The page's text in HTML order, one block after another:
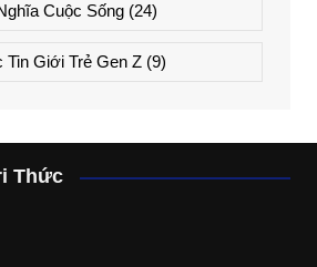
Cuộc Sống(24)
Giới Trẻ Gen Z(9)
Thức